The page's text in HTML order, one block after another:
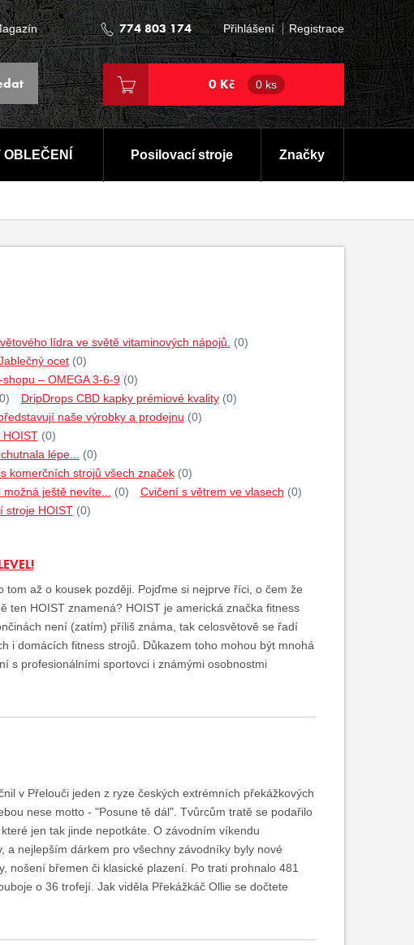
774 803 174 Přihlášení Registrace
0 Kč 0 ks
Posilovací stroje Značky
lídra ve světě vitaminových nápojů.
(0)
ocet (0)
– OMEGA 3-6-9 (0)
DripDrops CBD kapky prémiové kvality (0)
naše výrobky a prodejnu (0)
(0)
lépe...
(0)
komerčních strojů všech značek (0)
ještě nevíte... (0) Cvičení s větrem ve vlasech (0)
stroje HOIST (0)
tom až o kousek později. Pojďme si nejprve říci, o čem že
ten HOIST znamená? HOIST je americká značka fitness
není (zatím) příliš známa, tak celosvětově se řadí
i domácích fitness strojů. Důkazem toho mohou být mnohá
s profesionálními sportovci i známými osobnostmi
v Přelouči jeden z ryze českých extrémních překážkových
nese motto - "Posune tě dál". Tvůrcům tratě se podařilo
jen tak jinde nepotkáte. O závodním víkendu
a nejlepším dárkem pro všechny závodníky byly nové
nošení břemen či klasické plazení. Po trati prohnalo 481
o 36 trofejí. Jak viděla Překážkáč Ollie se dočtete